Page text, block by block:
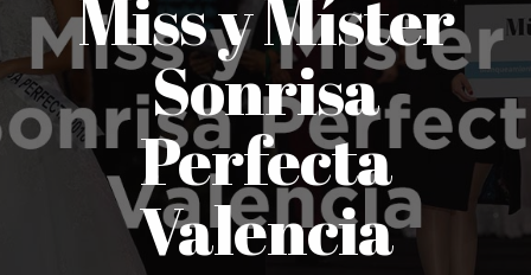
Miss y Míster
Sonrisa
Perfecta
Valencia